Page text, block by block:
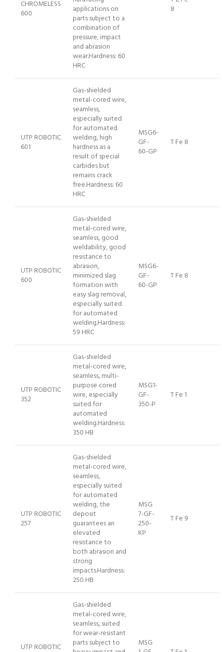
CHROMELESS
600
applications on
parts subject to a
combination of
pressure, impact
and abrasion
wear.Hardness: 60
HRC
8
UTP ROBOTIC
601
Gas-shielded
metal-cored wire,
seamless,
especially suited
for automated
welding, high
hardness as a
result of special
carbides but
remains crack
free.Hardness: 60
HRC
MSG6-
GF-
60-GP
T Fe 8
UTP ROBOTIC
600
Gas-shielded
metal-cored wire,
seamless, good
weldability, good
resistance to
abrasion,
minimized slag
formation with
easy slag removal,
especially suited
for automated
welding.Hardness:
59 HRC
MSG6-
GF-
60-GP
T Fe 8
UTP ROBOTIC
352
Gas-shielded
metal-cored wire,
seamless, multi-
purpose cored
wire, especially
suited for
automated
welding.Hardness:
350 HB
MSG1-
GF-
350-P
T Fe 1
UTP ROBOTIC
257
Gas-shielded
metal-cored wire,
seamless,
especially suited
for automated
welding, the
deposit
guarantees an
elevated
resistance to
both abrasion and
strong
impacts.Hardness:
250 HB
MSG
7-GF-
250-
KP
T Fe 9
UTP ROBOTIC
Gas-shielded
metal-cored wire,
seamless, suited
for wear-resistant
parts subject to
MSG